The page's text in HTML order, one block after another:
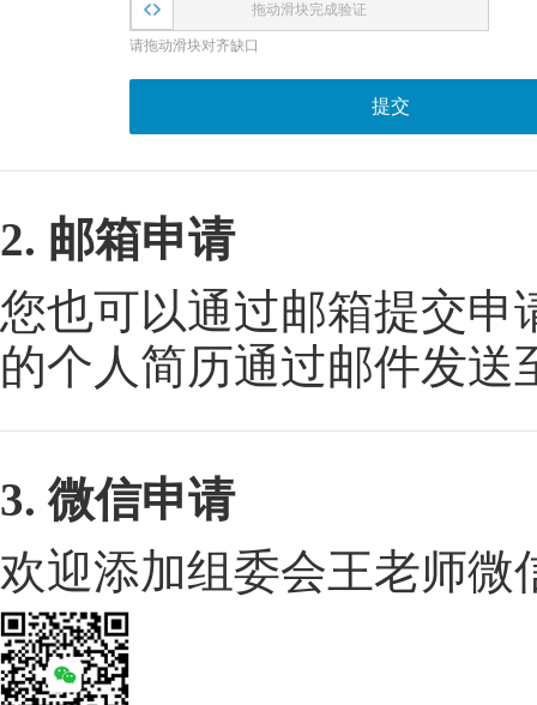
拖动滑块完成验证
请拖动滑块对齐缺口
提交
2. 邮箱申请
您也可以通过邮箱提交申
的个人简历通过邮件发送
3. 微信申请
欢迎添加组委会王老师微